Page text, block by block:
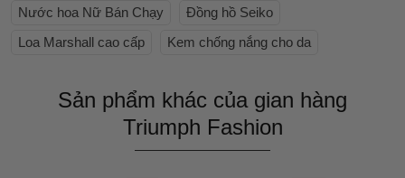
Nước hoa Nữ Bán Chạy
Đồng hồ Seiko
Loa Marshall cao cấp
Kem chống nắng cho da
Sản phẩm khác của gian hàng
Triumph Fashion